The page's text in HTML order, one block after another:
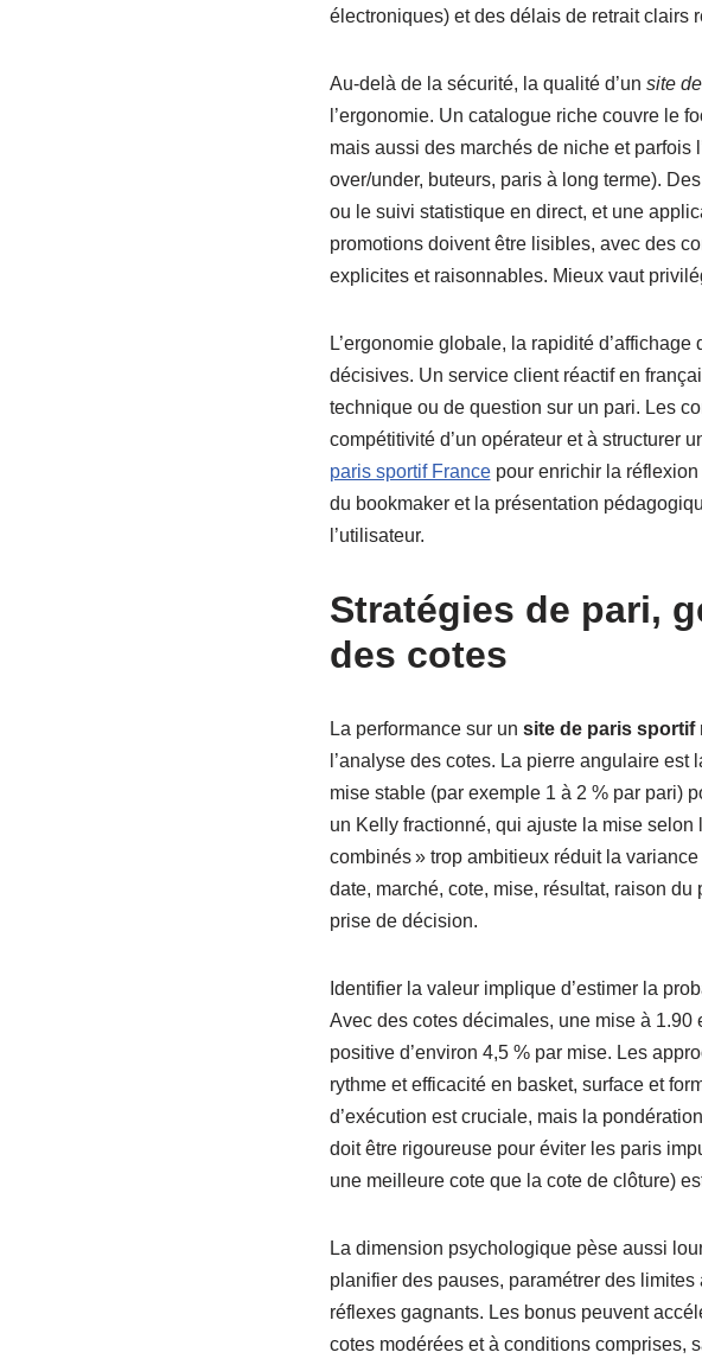
électroniques) et des délais de retrait clairs
Au-delà de la sécurité, la qualité d’un site
l’ergonomie. Un catalogue riche couvre le
mais aussi des marchés de niche et parfois
over/under, buteurs, paris à long terme).
ou le suivi statistique en direct, et une
promotions doivent être lisibles, avec des
explicites et raisonnables. Mieux vaut
L’ergonomie globale, la rapidité
décisives. Un service client réactif en
technique ou de question sur un pari. Les
compétitivité d’un opérateur et à structurer
paris sportif Francepour enrichir la réflexion
du bookmaker et la présentation
l’utilisateur.
Stratégies de pari,
des cotes
La performance sur un site de paris sportif
l’analyse des cotes. La pierre angulaire est
mise stable (par exemple 1 à 2 % par pari)
un Kelly fractionné, qui ajuste la mise selon
combinés » trop ambitieux réduit la
date, marché, cote, mise, résultat, raison
prise de décision.
Identifier la valeur implique d’estimer la
Avec des cotes décimales, une mise à
positive d’environ 4,5 % par mise. Les
rythme et efficacité en basket, surface et
d’exécution est cruciale, mais la
doit être rigoureuse pour éviter les paris
une meilleure cote que la cote de clôture)
La dimension psychologique pèse aussi
planifier des pauses, paramétrer des
réflexes gagnants. Les bonus peuvent
cotes modérées et à conditions comprises,